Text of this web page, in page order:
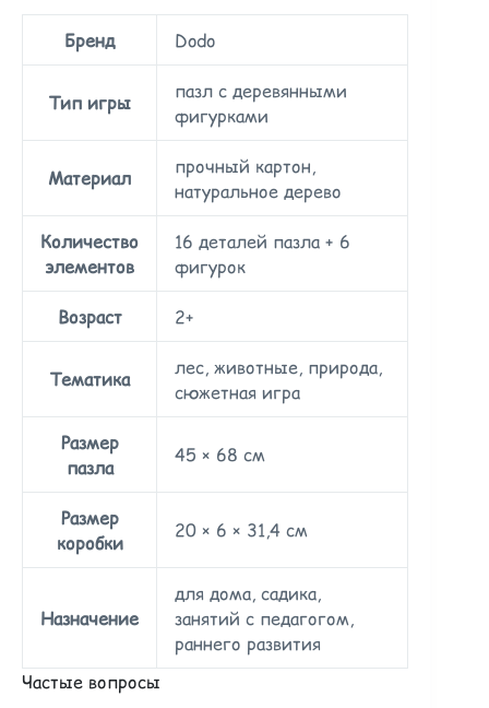
Бренд Dodo
Тип игры
пазл с деревянными
фигурками
Материал
прочный картон,
натуральное дерево
Количество
элементов
16 деталей пазла + 6
фигурок
Возраст
2+
Тематика
лес, животные, природа,
сюжетная игра
Размер
пазла
45 × 68 см
Размер
коробки
20 × 6 × 31,4 см
Назначение
для дома, садика,
занятий с педагогом,
раннего развития
Частые вопросы